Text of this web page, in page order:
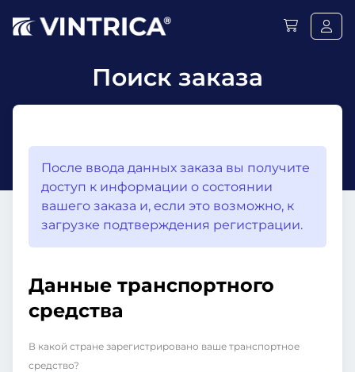
Поиск заказа
После ввода данных заказа вы получите
доступ к информации о состоянии
вашего заказа и, если это возможно, к
загрузке подтверждения регистрации.
Данные транспортного
средства
В какой стране зарегистрировано ваше транспортное
средство?